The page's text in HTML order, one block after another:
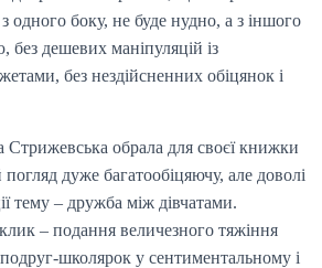
одного боку, не буде нудно, а з іншого
без дешевих маніпуляцій із
без нездійсненних обіцянок і
обрала для своєї книжки
дуже багатообіцяючу, але доволі
тему – дружба між дівчатами.
– подання величезного тяжіння
школярок у сентиментальному і